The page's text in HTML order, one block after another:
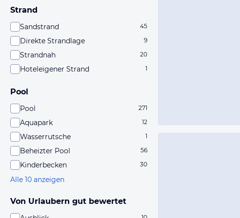
Strand
Sandstrand 45
Direkte Strandlage 9
Strandnah 20
Hoteleigener Strand 1
Pool
Pool 271
Aquapark 12
Wasserrutsche 1
Beheizter Pool 56
Kinderbecken 30
Alle 10 anzeigen
Von Urlaubern gut bewertet